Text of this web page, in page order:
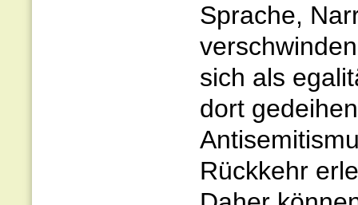
Sprache,
sich als
dort
Rückkehr